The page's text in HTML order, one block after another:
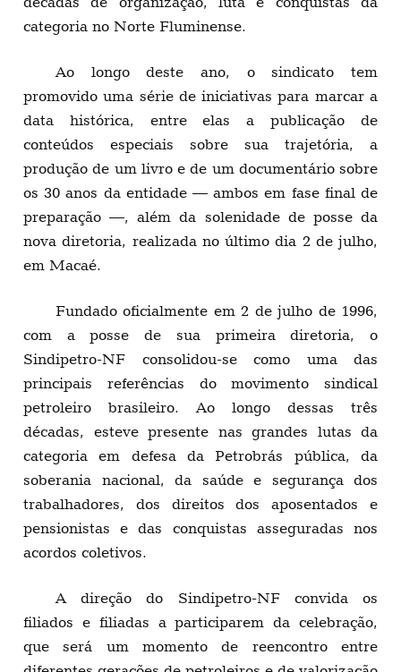
categoria no Norte Fluminense.
Ao longo deste ano, o sindicato tem
promovido uma série de iniciativas para marcar a
data histórica, entre elas a publicação de
conteúdos especiais sobre sua trajetória, a
produção de um livro e de um documentário sobre
os 30 anos da entidade — ambos em fase final de
preparação —, além da solenidade de posse da
nova diretoria, realizada no último dia 2 de julho,
em Macaé.
Fundado oficialmente em 2 de julho de 1996,
com a posse de sua primeira diretoria, o
Sindipetro-NF consolidou-se como uma das
principais referências do movimento sindical
petroleiro brasileiro. Ao longo dessas três
décadas, esteve presente nas grandes lutas da
categoria em defesa da Petrobrás pública, da
soberania nacional, da saúde e segurança dos
trabalhadores, dos direitos dos aposentados e
pensionistas e das conquistas asseguradas nos
acordos coletivos.
A direção do Sindipetro-NF convida os
filiados e filiadas a participarem da celebração,
que será um momento de reencontro entre